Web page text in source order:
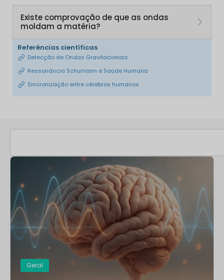
Existe comprovação de que as ondas
moldam a matéria?
Referências científicas
Detecção de Ondas Gravitacionais
Ressonância Schumann e Saúde Humana
Sincronização entre cérebros humanos
Geral